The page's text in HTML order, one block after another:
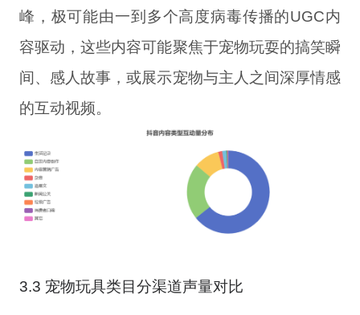
峰，极可能由一到多个高度病毒传播的UGC内
容驱动，这些内容可能聚焦于宠物玩耍的搞笑瞬
间、感人故事，或展示宠物与主人之间深厚情感
的互动视频。
3.3 宠物玩具类目分渠道声量对比